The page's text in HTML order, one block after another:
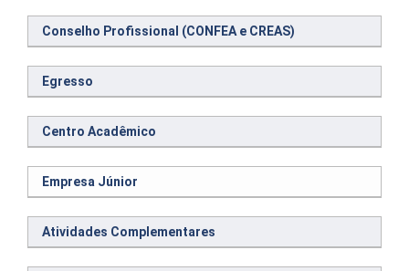
Conselho Profissional (CONFEA e CREAS)
Egresso
Centro Acadêmico
Empresa Júnior
Atividades Complementares